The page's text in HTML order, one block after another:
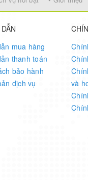
15(Typ)
mua hàng
thanh toán
bảo hành
dịch vụ
và